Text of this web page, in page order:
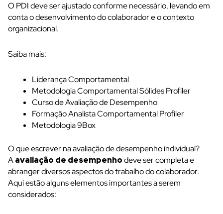
O PDI deve ser ajustado conforme necessário, levando em
conta o desenvolvimento do colaborador e o contexto
organizacional.
Saiba mais:
Liderança Comportamental
Metodologia Comportamental Sólides Profiler
Curso de Avaliação de Desempenho
Formação Analista Comportamental Profiler
Metodologia 9Box
O que escrever na avaliação de desempenho individual?
Aavaliação de desempenhodeve ser completa e
abranger diversos aspectos do trabalho do colaborador.
Aqui estão alguns elementos importantes a serem
considerados: